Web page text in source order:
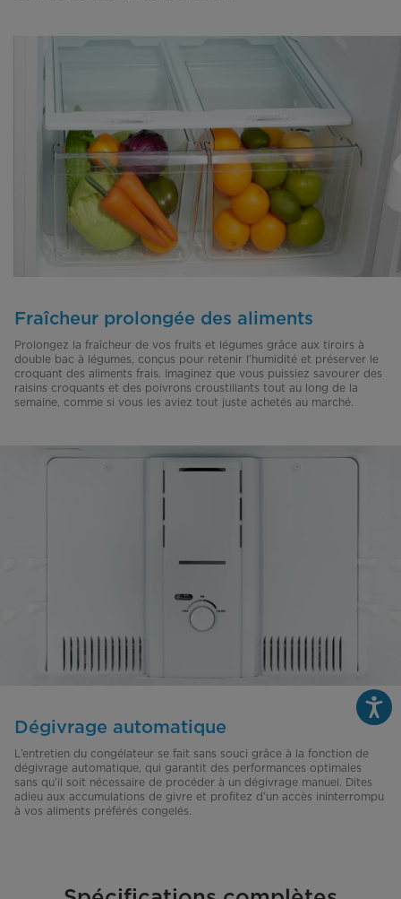
Fraîcheur prolongée des aliments
Prolongez la fraîcheur de vos fruits et légumes grâce aux tiroirs à
double bac à légumes, conçus pour retenir l’humidité et préserver le
croquant des aliments frais. Imaginez que vous puissiez savourer des
raisins croquants et des poivrons croustillants tout au long de la
semaine, comme si vous les aviez tout juste achetés au marché.
Dégivrage automatique
L’entretien du congélateur se fait sans souci grâce à la fonction de
dégivrage automatique, qui garantit des performances optimales
sans qu’il soit nécessaire de procéder à un dégivrage manuel. Dites
adieu aux accumulations de givre et profitez d’un accès ininterrompu
à vos aliments préférés congelés.